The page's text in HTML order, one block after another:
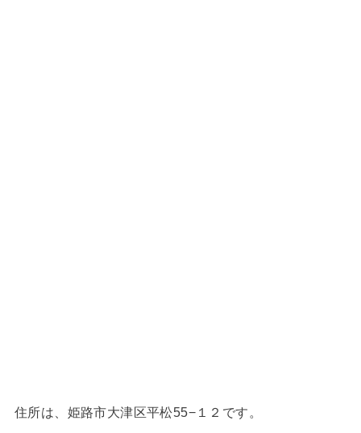
住所は、姫路市大津区平松55−１２です。